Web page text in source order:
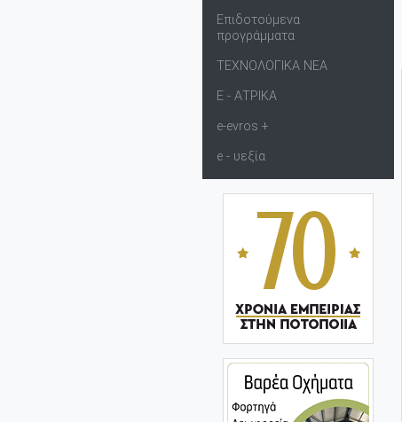
Επιδοτούμενα
προγράμματα
ΤΕΧΝΟΛΟΓΙΚΑ ΝΕΑ
Ε - ΑΤΡΙΚΑ
e-evros +
e - υεξία